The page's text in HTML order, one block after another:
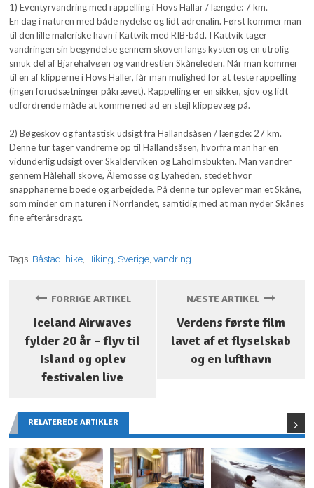
1) Eventyrvandring med rappelling i Hovs Hallar / længde: 7 km.
En dag i naturen med både nydelse og lidt adrenalin. Først kommer man
til den lille maleriske havn i Kattvik med RIB-båd. I Kattvik tager
vandringen sin begyndelse gennem skoven langs kysten og en utrolig
smuk del af Bjärehalvøen og vandrestien Skåneleden. Når man kommer
til en af klipperne i Hovs Haller, får man mulighed for at teste rappelling
(ingen forudsætninger påkrævet). Rappelling er en sikker, sjov og lidt
udfordrende måde at komme ned ad en stejl klippevæg på.
2) Bøgeskov og fantastisk udsigt fra Hallandsåsen / længde: 27 km.
Denne tur tager vandrerne op til Hallandsåsen, hvorfra man har en
vidunderlig udsigt over Skälderviken og Laholmsbukten. Man vandrer
gennem Hålehall skove, Älemosse og Lyaheden, stedet hvor
snapphanerne boede og arbejdede. På denne tur oplever man et Skåne,
som minder om naturen i Norrlandet, samtidig med at man nyder Skånes
fine efterårsdragt.
Tags: Båstad hike Hiking Sverige ,vandring
FORRIGE ARTIKEL
Iceland Airwaves
fylder 20 år – flyv til
Island og oplev
festivalen live
NÆSTE ARTIKEL
Verdens første film
lavet af et flyselskab
og en lufthavn
RELATEREDE ARTIKLER